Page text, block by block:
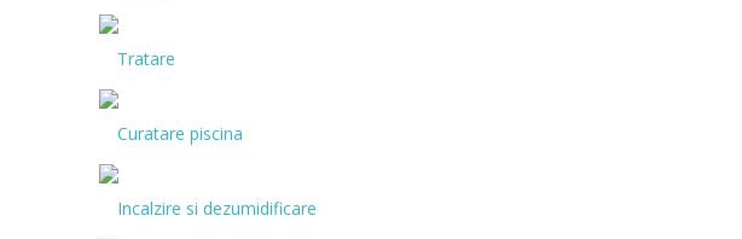
Tratare
Curatare piscina
Incalzire si dezumidificare